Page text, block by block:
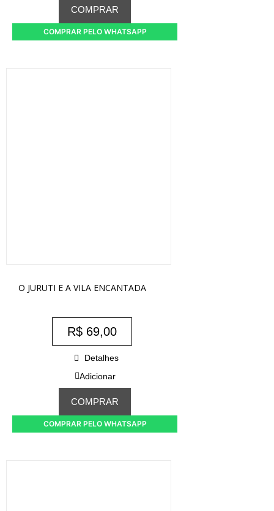
COMPRAR
COMPRAR PELO WHATSAPP
O JURUTI E A VILA ENCANTADA
R$69,00
Detalhes
Adicionar
COMPRAR
COMPRAR PELO WHATSAPP